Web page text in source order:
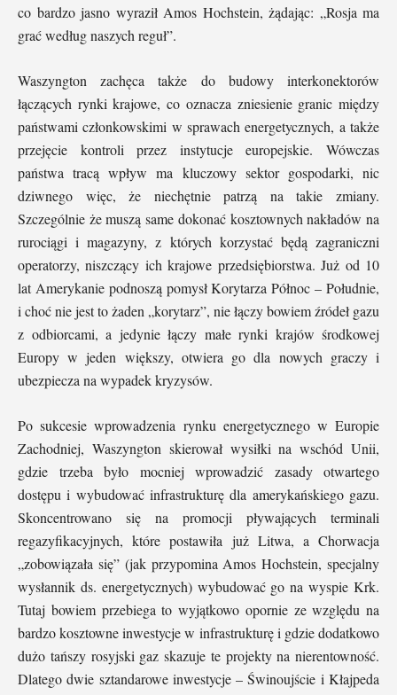
co bardzo jasno wyraził Amos Hochstein, żądając: „Rosja ma
grać według naszych reguł”.
Waszyngton zachęca także do budowy interkonektorów
łączących rynki krajowe, co oznacza zniesienie granic między
państwami członkowskimi w sprawach energetycznych, a także
przejęcie kontroli przez instytucje europejskie. Wówczas
państwa tracą wpływ ma kluczowy sektor gospodarki, nic
dziwnego więc, że niechętnie patrzą na takie zmiany.
Szczególnie że muszą same dokonać kosztownych nakładów na
rurociągi i magazyny, z których korzystać będą zagraniczni
operatorzy, niszczący ich krajowe przedsiębiorstwa. Już od 10
lat Amerykanie podnoszą pomysł Korytarza Północ – Południe,
i choć nie jest to żaden „korytarz”, nie łączy bowiem źródeł gazu
z odbiorcami, a jedynie łączy małe rynki krajów środkowej
Europy w jeden większy, otwiera go dla nowych graczy i
ubezpiecza na wypadek kryzysów.
Po sukcesie wprowadzenia rynku energetycznego w Europie
Zachodniej, Waszyngton skierował wysiłki na wschód Unii,
gdzie trzeba było mocniej wprowadzić zasady otwartego
dostępu i wybudować infrastrukturę dla amerykańskiego gazu.
Skoncentrowano się na promocji pływających terminali
regazyfikacyjnych, które postawiła już Litwa, a Chorwacja
„zobowiązała się” (jak przypomina Amos Hochstein, specjalny
wysłannik ds. energetycznych) wybudować go na wyspie Krk.
Tutaj bowiem przebiega to wyjątkowo opornie ze względu na
bardzo kosztowne inwestycje w infrastrukturę i gdzie dodatkowo
dużo tańszy rosyjski gaz skazuje te projekty na nierentowność.
Dlatego dwie sztandarowe inwestycje – Świnoujście i Kłajpeda